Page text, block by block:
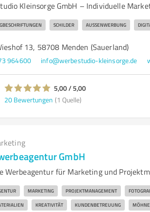
Kleinsorge GmbH – Individuelle
SCHILDER AUSSENWERBUNG
13, 58708 Menden (Sauerland)
964600 info@werbestudio-kleinsorge.de
5,00 / 5,00
20 Bewertungen (1 Quelle)
GmbH
Werbeagentur für Marketing und
MARKETING PROJEKTMANAGEMENT
KREATIVITÄT KUNDENBETREUUNG